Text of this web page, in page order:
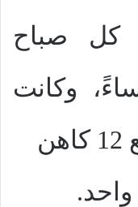
كل صباح
وكانت